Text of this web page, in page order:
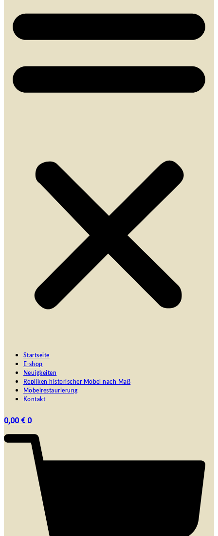
Startseite
E-shop
Neuigkeiten
Repliken historischer Möbel nach Maß
Möbelrestaurierung
Kontakt
0,00 € 0